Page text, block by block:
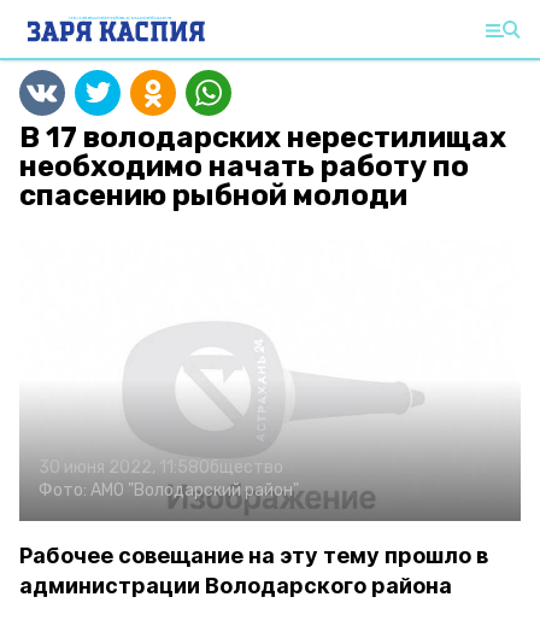
В 17 володарских нерестилищах
необходимо начать работу по
спасению рыбной молоди
30 июня 2022, 11:58Общество
Фото: АМО "Володарский район"
Рабочее совещание на эту тему прошло в
администрации Володарского района